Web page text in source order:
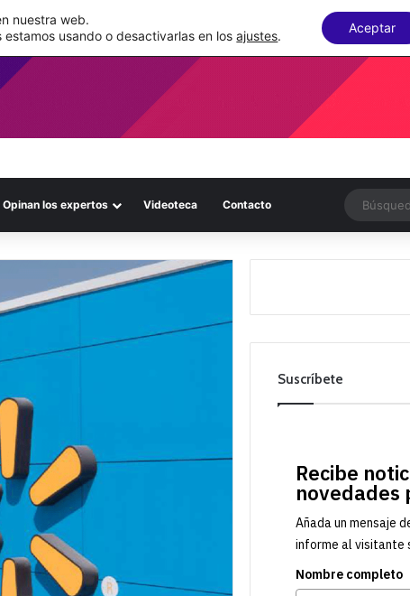
Opinan los expertos Videoteca Contacto
Suscríbete
Recibe
novedades
Añada un mensaje
informe al visitante
Nombre completo
nuestra web.
usando o desactivarlas en losajustes.
Aceptar